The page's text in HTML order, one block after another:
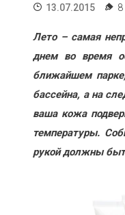
13.07.2015 8
Лето – самая
днем во время
ближайшем
бассейна, а на
ваша кожа
температуры.
рукой должны